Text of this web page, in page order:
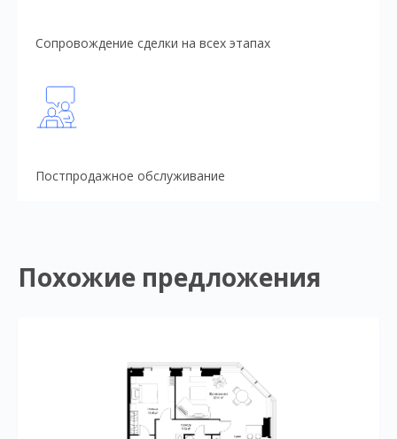
Сопровождение сделки на всех этапах
Постпродажное обслуживание
Похожие предложения